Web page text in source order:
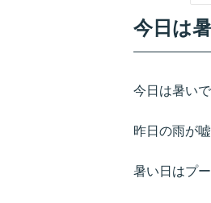
今日は
今日は暑いで
昨日の雨が
暑い日はプ